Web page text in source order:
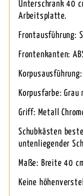
Unterschrank 40
Arbeitsplatte.
Frontausführung:
Frontenkanten:
Korpusfarbe: Grau
Griff: Metall
Schubkästen
untenliegender
Maße: Breite 40
Keine